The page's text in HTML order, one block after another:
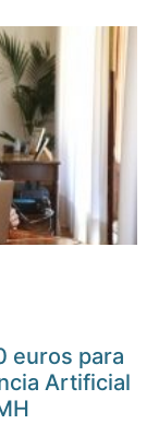
euros para
Artificial